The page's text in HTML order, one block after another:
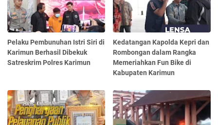
Pelaku Pembunuhan Istri Siri di
Karimun Berhasil Dibekuk
Satreskrim Polres Karimun
Kedatangan Kapolda Kepri dan
Rombongan dalam Rangka
Memeriahkan Fun Bike di
Kabupaten Karimun